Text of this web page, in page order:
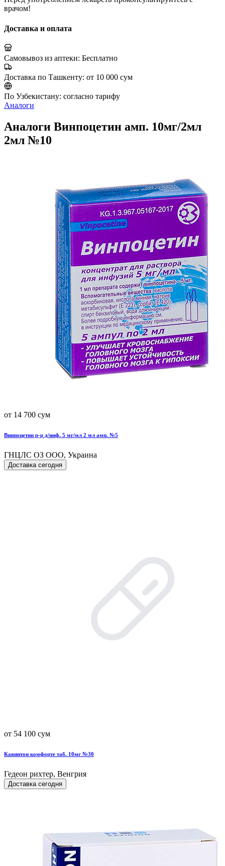
врачом!
Доставка и оплата
Самовывоз из аптеки: Бесплатно
Доставка по Ташкенту: от 10 000 сум
По Узбекистану: согласно тарифу
Аналоги
Аналоги Винпоцетин амп. 10мг/2мл
2мл №10
от 14 700 сум
Винпоцетин р-р д/инф. 5 мг/мл 2 мл амп. №5
ГНЦЛС ОЗ ООО, Украина
Доставка сегодня
от 54 100 сум
Кавинтон комфорте таб. 10мг №30
Гедеон рихтер, Венгрия
Доставка сегодня